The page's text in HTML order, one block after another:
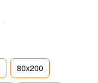
80x200